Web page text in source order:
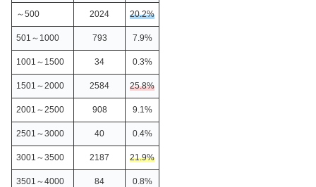
～500 2024 20.2%
501～1000 793 7.9%
1001～1500 34 0.3%
1501～2000 2584 25.8%
2001～2500 908 9.1%
2501～3000 40 0.4%
3001～3500 2187 21.9%
3501～4000 84 0.8%